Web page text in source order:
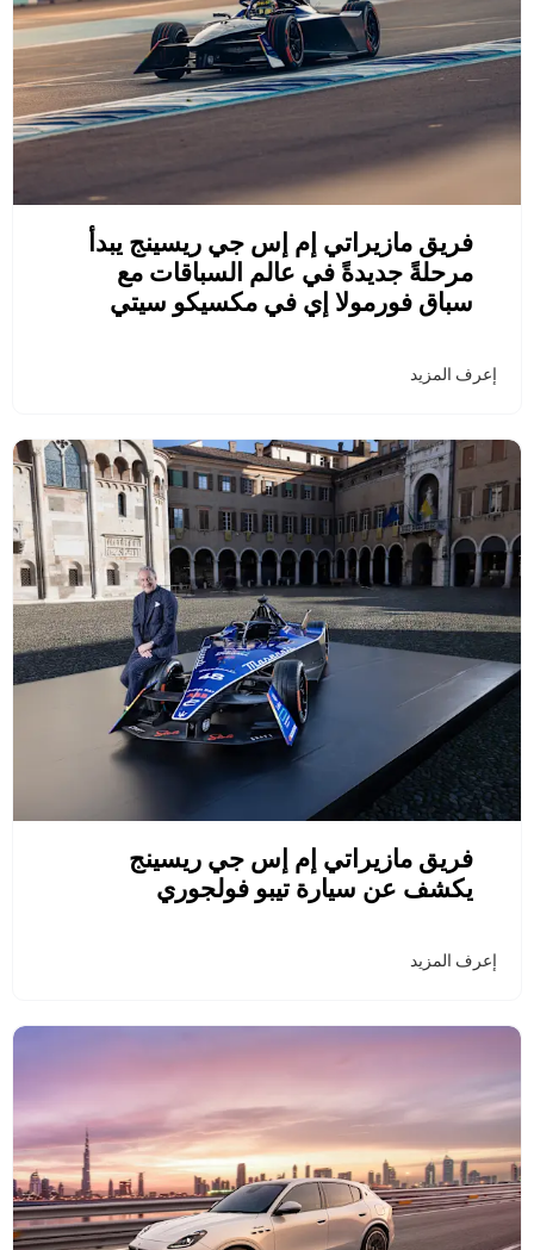
فريق مازيراتي إم إس جي ريسينج يبدأ
مرحلةً جديدةً في عالم السباقات مع
سباق فورمولا إي في مكسيكو سيتي
إعرف المزيد
فريق مازيراتي إم إس جي ريسينج
يكشف عن سيارة تيبو فولجوري
إعرف المزيد